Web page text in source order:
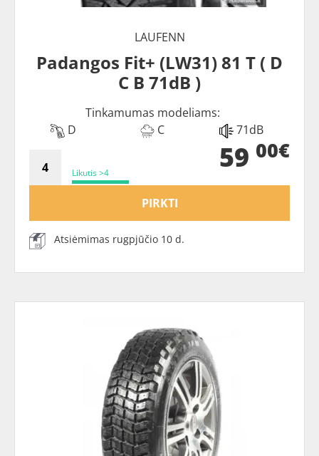
LAUFENN
Padangos Fit+ (LW31) 81 T ( D
C B 71dB )
Tinkamumas modeliams:
D
C 71dB
Likutis >4 59 00€
PIRKTI
Atsiėmimas rugpjūčio 10 d.